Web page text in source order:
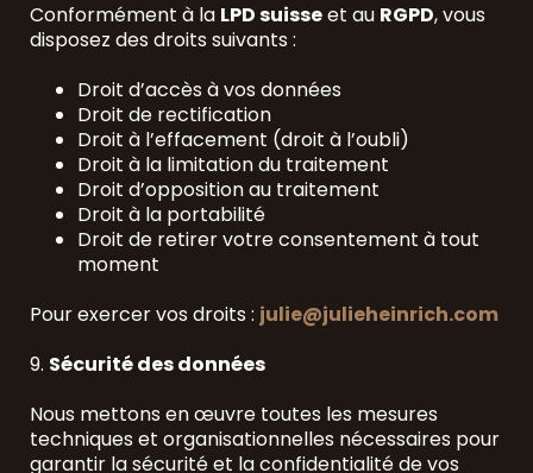
Conformément à la LPD suisseet au RGPD, vous
disposez des droits suivants :
Droit d’accès à vos données
Droit de rectification
Droit à l’effacement (droit à l’oubli)
Droit à la limitation du traitement
Droit d’opposition au traitement
Droit à la portabilité
Droit de retirer votre consentement à tout
moment
Pour exercer vos droits : julie@julieheinrich.com
9. Sécurité des données
Nous mettons en œuvre toutes les mesures
techniques et organisationnelles nécessaires pour
garantir la sécurité et la confidentialité de vos